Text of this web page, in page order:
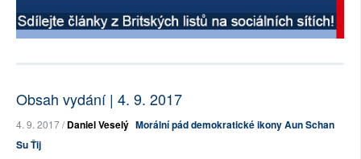
Obsah vydání | 4. 9. 2017
4. 9. 2017 /Daniel Veselý Morální pád demokratické ikony Aun Schan
Su Ťij